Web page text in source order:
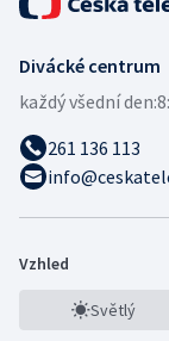
Divácké centrum
každý všední den:
261 136 113
Vzhled
Světlý